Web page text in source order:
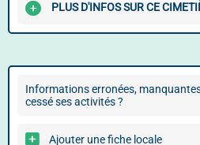
PLUS D'INFOS SUR CE
Informations erronées,
cessé ses activités ?
Ajouter une fiche locale